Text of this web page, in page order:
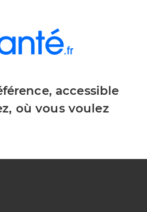
accessible
où vous voulez